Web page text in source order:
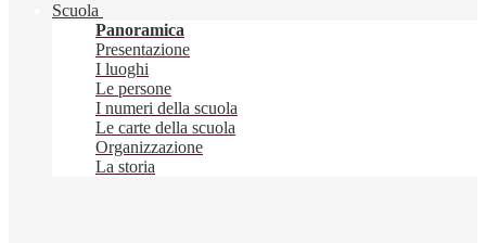
Scuola
Panoramica
Presentazione
I luoghi
Le persone
I numeri della scuola
Le carte della scuola
Organizzazione
La storia